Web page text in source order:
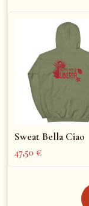
Sweat Bella Ciao
47,50€